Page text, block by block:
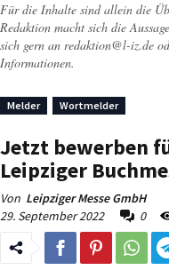
Für die Inhalte sind allein die
Redaktion macht sich die
sich gern an redaktion@l-iz.de
Informationen.
Melder Wortmelder
Jetzt bewerben
Leipziger
Von Leipziger Messe GmbH
29. September 2022
0